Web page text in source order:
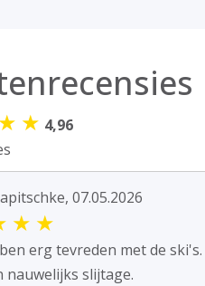
★ ★ 4,96
07.05.2026
★ ★
erg tevreden met de ski's.
nauwelijks slijtage.